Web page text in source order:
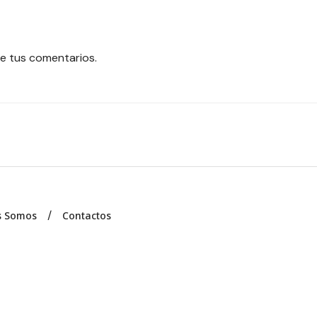
tus comentarios.
Somos Contactos